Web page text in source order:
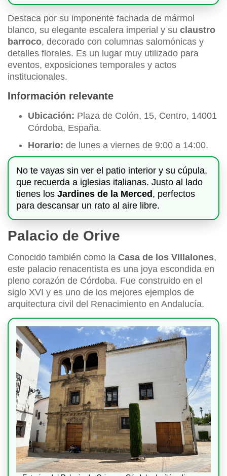
Destaca por su imponente fachada de mármol
blanco, su elegante escalera imperial y su claustro
barroco, decorado con columnas salomónicas y
detalles florales. Es un lugar muy utilizado para
eventos, exposiciones temporales y actos
institucionales.
Información relevante
Ubicación: Plaza de Colón, 15, Centro, 14001
Córdoba, España.
Horario: de lunes a viernes de 9:00 a 14:00.
No te vayas sin ver el patio interior y su cúpula,
que recuerda a iglesias italianas. Justo al lado
tienes los Jardines de la Merced , perfectos
para descansar un rato al aire libre.
Palacio de Orive
Conocido también como la Casa de los Villalones,
este palacio renacentista es una joya escondida en
pleno corazón de Córdoba. Fue construido en el
siglo XVI y es uno de los mejores ejemplos de
arquitectura civil del Renacimiento en Andalucía.